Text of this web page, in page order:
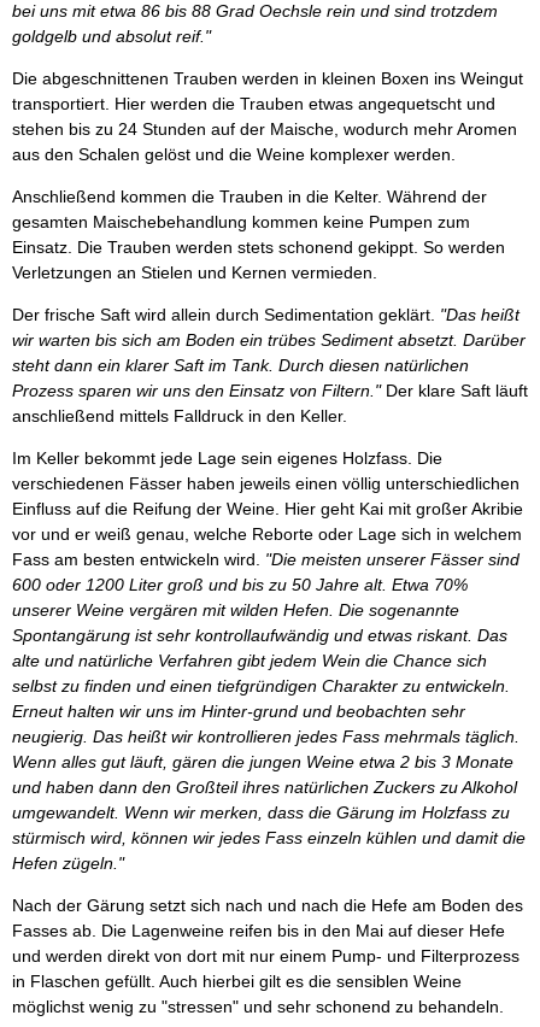
bei uns mit etwa 86 bis 88 Grad Oechsle rein und sind trotzdem
goldgelb und absolut reif."
Die abgeschnittenen Trauben werden in kleinen Boxen ins Weingut
transportiert. Hier werden die Trauben etwas angequetscht und
stehen bis zu 24 Stunden auf der Maische, wodurch mehr Aromen
aus den Schalen gelöst und die Weine komplexer werden.
Anschließend kommen die Trauben in die Kelter. Während der
gesamten Maischebehandlung kommen keine Pumpen zum
Einsatz. Die Trauben werden stets schonend gekippt. So werden
Verletzungen an Stielen und Kernen vermieden.
Der frische Saft wird allein durch Sedimentation geklärt. "Das heißt
wir warten bis sich am Boden ein trübes Sediment absetzt. Darüber
steht dann ein klarer Saft im Tank. Durch diesen natürlichen
Prozess sparen wir uns den Einsatz von Filtern."Der klare Saft läuft
anschließend mittels Falldruck in den Keller.
Im Keller bekommt jede Lage sein eigenes Holzfass. Die
verschiedenen Fässer haben jeweils einen völlig unterschiedlichen
Einfluss auf die Reifung der Weine. Hier geht Kai mit großer Akribie
vor und er weiß genau, welche Reborte oder Lage sich in welchem
Fass am besten entwickeln wird. "Die meisten unserer Fässer sind
600 oder 1200 Liter groß und bis zu 50 Jahre alt. Etwa 70%
unserer Weine vergären mit wilden Hefen. Die sogenannte
Spontangärung ist sehr kontrollaufwändig und etwas riskant. Das
alte und natürliche Verfahren gibt jedem Wein die Chance sich
selbst zu finden und einen tiefgründigen Charakter zu entwickeln.
Erneut halten wir uns im Hinter-grund und beobachten sehr
neugierig. Das heißt wir kontrollieren jedes Fass mehrmals täglich.
Wenn alles gut läuft, gären die jungen Weine etwa 2 bis 3 Monate
und haben dann den Großteil ihres natürlichen Zuckers zu Alkohol
umgewandelt. Wenn wir merken, dass die Gärung im Holzfass zu
stürmisch wird, können wir jedes Fass einzeln kühlen und damit die
Hefen zügeln."
Nach der Gärung setzt sich nach und nach die Hefe am Boden des
Fasses ab. Die Lagenweine reifen bis in den Mai auf dieser Hefe
und werden direkt von dort mit nur einem Pump- und Filterprozess
in Flaschen gefüllt. Auch hierbei gilt es die sensiblen Weine
möglichst wenig zu "stressen" und sehr schonend zu behandeln.